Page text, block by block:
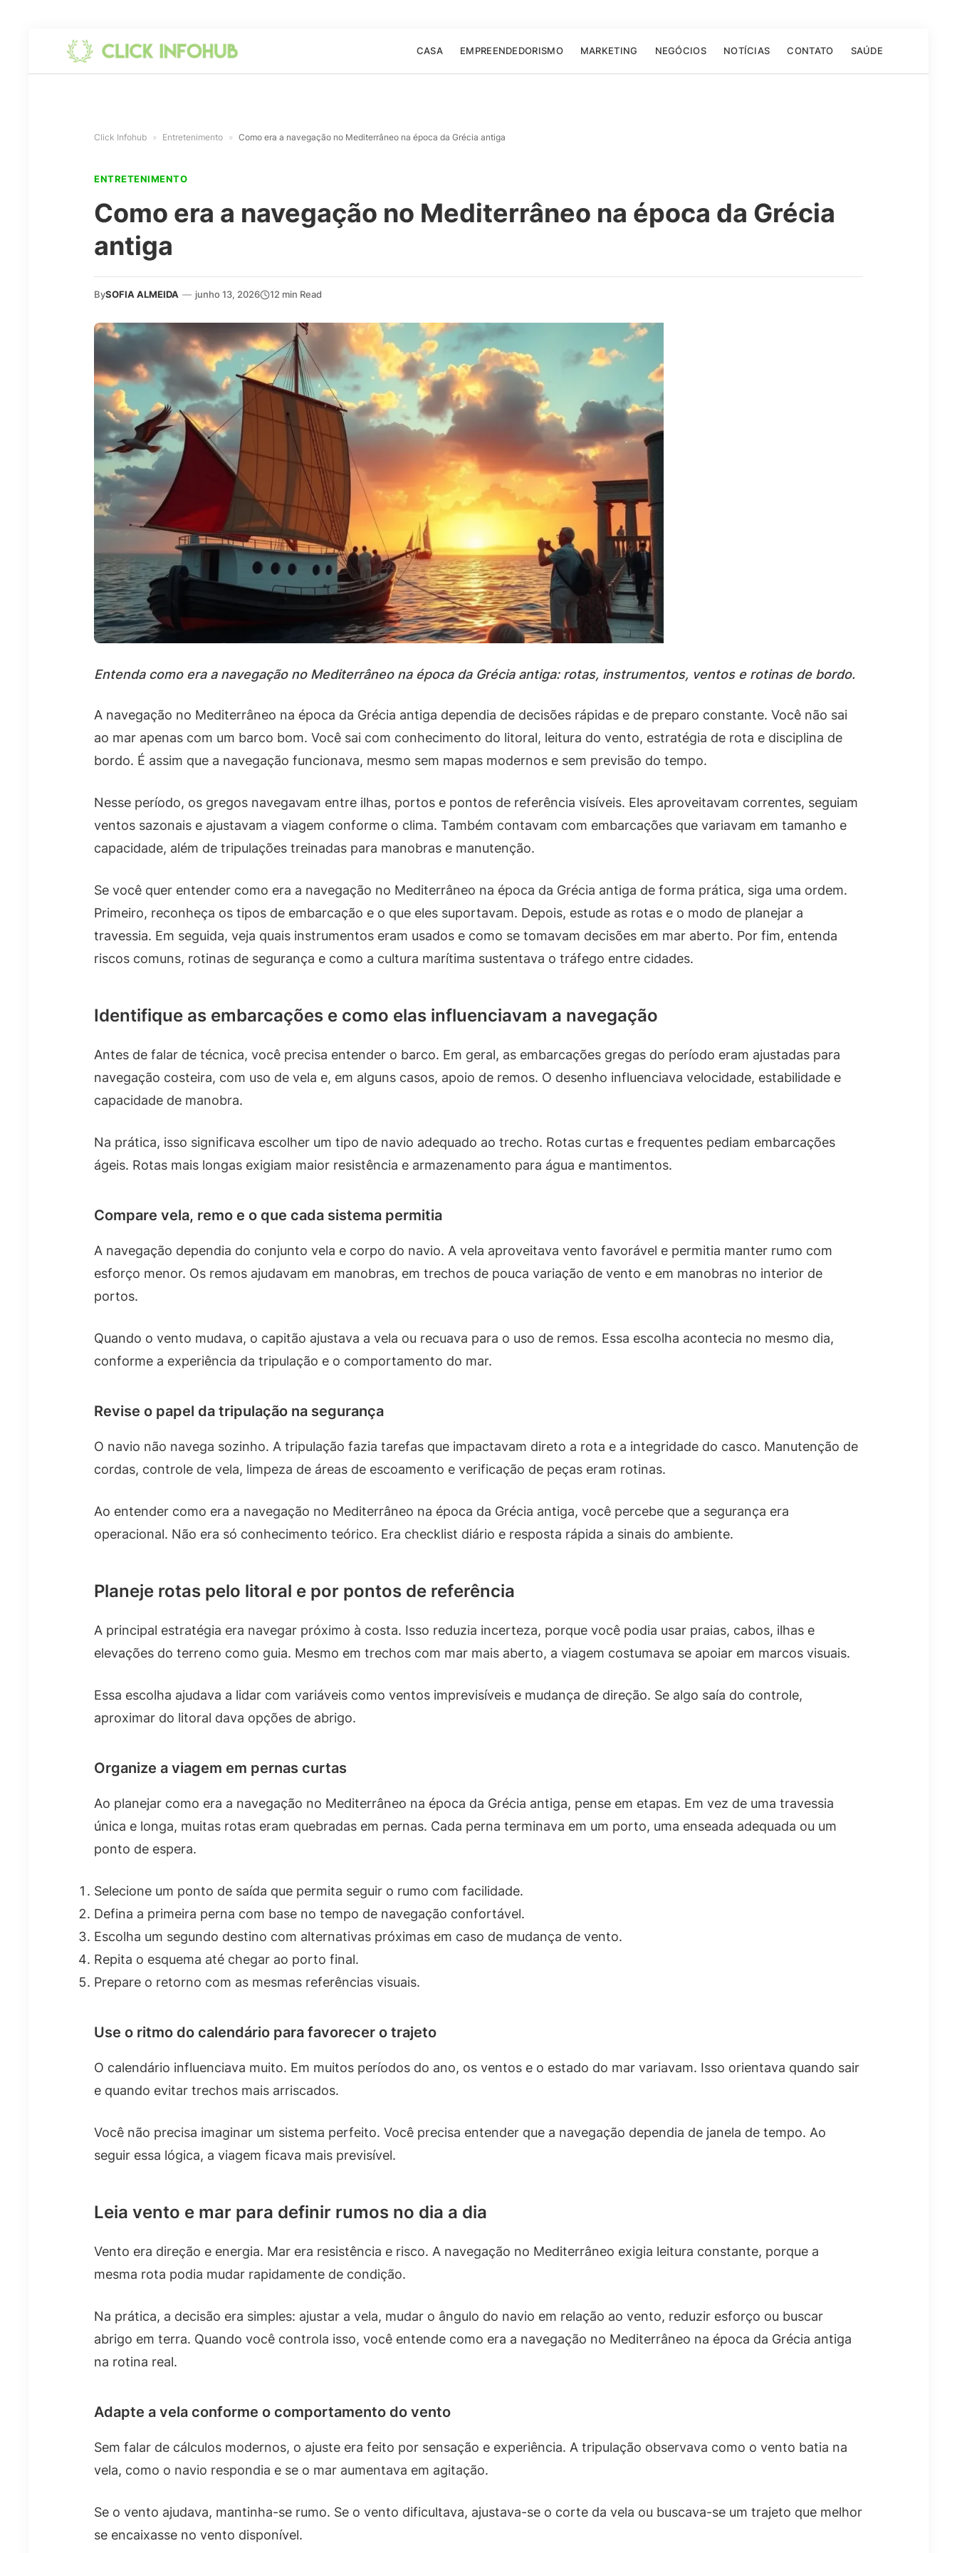
CASA EMPREENDEDORISMO MARKETING NEGÓCIOS NOTÍCIAS CONTATO SAÚDE
Click Infohub » Entretenimento » Como era a navegação no Mediterrâneo na época da Grécia antiga
ENTRETENIMENTO
Como era a navegação no Mediterrâneo na época da Grécia
antiga
BySOFIA ALMEIDA — junho 13, 2026 12 min Read
Entenda como era a navegação no Mediterrâneo na época da Grécia antiga: rotas, instrumentos, ventos e rotinas de bordo.
A navegação no Mediterrâneo na época da Grécia antiga dependia de decisões rápidas e de preparo constante. Você não sai
ao mar apenas com um barco bom. Você sai com conhecimento do litoral, leitura do vento, estratégia de rota e disciplina de
bordo. É assim que a navegação funcionava, mesmo sem mapas modernos e sem previsão do tempo.
Nesse período, os gregos navegavam entre ilhas, portos e pontos de referência visíveis. Eles aproveitavam correntes, seguiam
ventos sazonais e ajustavam a viagem conforme o clima. Também contavam com embarcações que variavam em tamanho e
capacidade, além de tripulações treinadas para manobras e manutenção.
Se você quer entender como era a navegação no Mediterrâneo na época da Grécia antiga de forma prática, siga uma ordem.
Primeiro, reconheça os tipos de embarcação e o que eles suportavam. Depois, estude as rotas e o modo de planejar a
travessia. Em seguida, veja quais instrumentos eram usados e como se tomavam decisões em mar aberto. Por fim, entenda
riscos comuns, rotinas de segurança e como a cultura marítima sustentava o tráfego entre cidades.
Identifique as embarcações e como elas influenciavam a navegação
Antes de falar de técnica, você precisa entender o barco. Em geral, as embarcações gregas do período eram ajustadas para
navegação costeira, com uso de vela e, em alguns casos, apoio de remos. O desenho influenciava velocidade, estabilidade e
capacidade de manobra.
Na prática, isso significava escolher um tipo de navio adequado ao trecho. Rotas curtas e frequentes pediam embarcações
ágeis. Rotas mais longas exigiam maior resistência e armazenamento para água e mantimentos.
Compare vela, remo e o que cada sistema permitia
A navegação dependia do conjunto vela e corpo do navio. A vela aproveitava vento favorável e permitia manter rumo com
esforço menor. Os remos ajudavam em manobras, em trechos de pouca variação de vento e em manobras no interior de
portos.
Quando o vento mudava, o capitão ajustava a vela ou recuava para o uso de remos. Essa escolha acontecia no mesmo dia,
conforme a experiência da tripulação e o comportamento do mar.
Revise o papel da tripulação na segurança
O navio não navega sozinho. A tripulação fazia tarefas que impactavam direto a rota e a integridade do casco. Manutenção de
cordas, controle de vela, limpeza de áreas de escoamento e verificação de peças eram rotinas.
Ao entender como era a navegação no Mediterrâneo na época da Grécia antiga, você percebe que a segurança era
operacional. Não era só conhecimento teórico. Era checklist diário e resposta rápida a sinais do ambiente.
Planeje rotas pelo litoral e por pontos de referência
A principal estratégia era navegar próximo à costa. Isso reduzia incerteza, porque você podia usar praias, cabos, ilhas e
elevações do terreno como guia. Mesmo em trechos com mar mais aberto, a viagem costumava se apoiar em marcos visuais.
Essa escolha ajudava a lidar com variáveis como ventos imprevisíveis e mudança de direção. Se algo saía do controle,
aproximar do litoral dava opções de abrigo.
Organize a viagem em pernas curtas
Ao planejar como era a navegação no Mediterrâneo na época da Grécia antiga, pense em etapas. Em vez de uma travessia
única e longa, muitas rotas eram quebradas em pernas. Cada perna terminava em um porto, uma enseada adequada ou um
ponto de espera.
Selecione um ponto de saída que permita seguir o rumo com facilidade.
Defina a primeira perna com base no tempo de navegação confortável.
Escolha um segundo destino com alternativas próximas em caso de mudança de vento.
Repita o esquema até chegar ao porto final.
Prepare o retorno com as mesmas referências visuais.
Use o ritmo do calendário para favorecer o trajeto
O calendário influenciava muito. Em muitos períodos do ano, os ventos e o estado do mar variavam. Isso orientava quando sair
e quando evitar trechos mais arriscados.
Você não precisa imaginar um sistema perfeito. Você precisa entender que a navegação dependia de janela de tempo. Ao
seguir essa lógica, a viagem ficava mais previsível.
Leia vento e mar para definir rumos no dia a dia
Vento era direção e energia. Mar era resistência e risco. A navegação no Mediterrâneo exigia leitura constante, porque a
mesma rota podia mudar rapidamente de condição.
Na prática, a decisão era simples: ajustar a vela, mudar o ângulo do navio em relação ao vento, reduzir esforço ou buscar
abrigo em terra. Quando você controla isso, você entende como era a navegação no Mediterrâneo na época da Grécia antiga
na rotina real.
Adapte a vela conforme o comportamento do vento
Sem falar de cálculos modernos, o ajuste era feito por sensação e experiência. A tripulação observava como o vento batia na
vela, como o navio respondia e se o mar aumentava em agitação.
Se o vento ajudava, mantinha-se rumo. Se o vento dificultava, ajustava-se o corte da vela ou buscava-se um trajeto que melhor
se encaixasse no vento disponível.